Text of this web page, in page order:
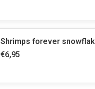
Shrimps forever
€6,95